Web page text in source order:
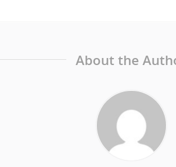
About the